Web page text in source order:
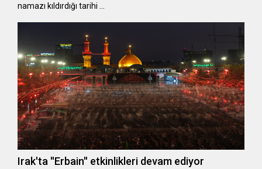
namazı kıldırdığı tarihi …
Irak'ta ''Erbain'' etkinlikleri devam ediyor